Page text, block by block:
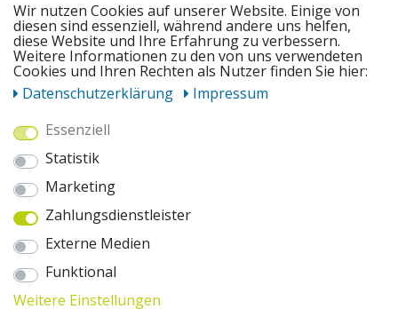
UNSERE ANGEBOTE
WIR VERSENDEN MIT
AUSZEICHNUNGEN & SICHERHEIT
© 2026 pentagonsports.de
Pentagon Sports GmbH & Co. KG
Wir nutzen Cookies auf unserer Website. Einige von
diesen sind essenziell, während andere uns helfen,
diese Website und Ihre Erfahrung zu verbessern.
Weitere Informationen zu den von uns verwendeten
Cookies und Ihren Rechten als Nutzer finden Sie hier:
Daten­schutz­erklärung
Impressum
Essenziell
Statistik
Marketing
Zahlungsdienstleister
Externe Medien
Funktional
Weitere Einstellungen